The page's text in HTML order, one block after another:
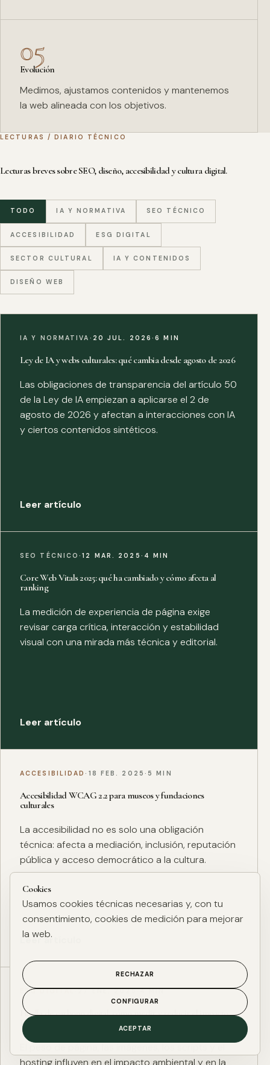
05
Evolución
Medimos, ajustamos contenidos y mantenemos
la web alineada con los objetivos.
LECTURAS / DIARIO TÉCNICO
Lecturas breves sobre SEO, diseño, accesibilidad y cultura digital.
TODO IA Y NORMATIVA SEO TÉCNICO
ACCESIBILIDAD ESG DIGITAL
SECTOR CULTURAL IA Y CONTENIDOS
DISEÑO WEB
IA Y NORMATIVA · 20 JUL. 2026·6 MIN
Ley de IA y webs culturales: qué cambia desde agosto de 2026
Las obligaciones de transparencia del artículo 50
de la Ley de IA empiezan a aplicarse el 2 de
agosto de 2026 y afectan a interacciones con IA
y ciertos contenidos sintéticos.
Leer artículo
SEO TÉCNICO·12 MAR. 2025 · 4 MIN
Core Web Vitals 2025: qué ha cambiado y cómo afecta al
ranking
La medición de experiencia de página exige
revisar carga crítica, interacción y estabilidad
visual con una mirada más técnica y editorial.
Leer artículo
ACCESIBILIDAD · 18 FEB. 2025 · 5 MIN
Accesibilidad WCAG 2.2 para museos y fundaciones
culturales
La accesibilidad no es solo una obligación
técnica: afecta a mediación, inclusión, reputación
pública y acceso democrático a la cultura.
Leer artículo
ESG DIGITAL·27 ENE. 2025·4 MIN
Huella de carbono digital: cómo medir y reducir el impacto
ESG de una web
El peso de página, las imágenes, los scripts y el
hosting influyen en el impacto ambiental y en la
Cookies
Usamos cookies técnicas necesarias y, con tu
consentimiento, cookies de medición para mejorar
la web.
RECHAZAR
CONFIGURAR
ACEPTAR